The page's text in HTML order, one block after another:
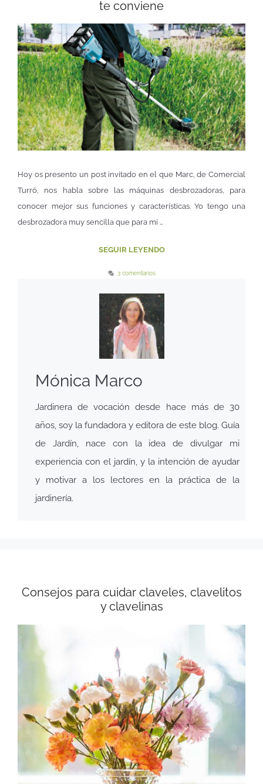
te conviene
Hoy os presento un post invitado en el que Marc, de Comercial
Turró, nos habla sobre las máquinas desbrozadoras, para
conocer mejor sus funciones y características. Yo tengo una
desbrozadora muy sencilla que para mi …
SEGUIR LEYENDO
3 comentarios
Mónica Marco
Jardinera de vocación desde hace más de 30
años, soy la fundadora y editora de este blog. Guía
de Jardín, nace con la idea de divulgar mi
experiencia con el jardín, y la intención de ayudar
y motivar a los lectores en la práctica de la
jardinería.
Consejos para cuidar claveles, clavelitos
y clavelinas